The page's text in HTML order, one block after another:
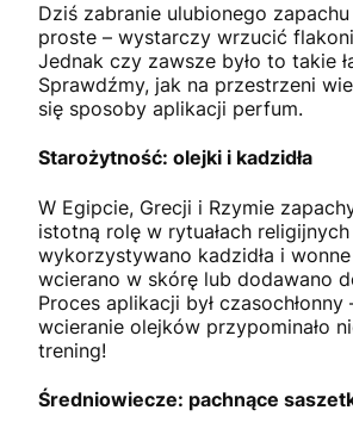
Dziś zabranie ulubionego
proste – wystarczy wrzucić
Jednak czy zawsze było to takie
Sprawdźmy, jak na przestrzeni
się sposoby aplikacji perfum.
Starożytność: olejki i kadzidła
W Egipcie, Grecji i Rzymie
istotną rolę w rytuałach religijnych
wykorzystywano kadzidła i
wcierano w skórę lub dodawano
Proces aplikacji był czasochłonny
wcieranie olejków przypominało
trening!
Średniowiecze: pachnące